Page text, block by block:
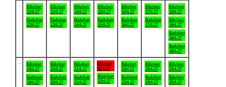
Båtviken
12/4-27
Badviken
12/4-27
Båtviken
13/4-27
Badviken
13/4-27
Båtviken
14/4-27
Badviken
14/4-27
Båtviken
15/4-27
Badviken
15/4-27
Båtviken
16/4-27
Badviken
16/4-27
Båtviken
17/4-27
Badviken
17/4-27
Båtviken
18/4-27
Båtviken
18/4-27
Badviken
18/4-27
Badviken
18/4-27
Båtviken
19/4-27
Badviken
19/4-27
Båtviken
20/4-27
Badviken
20/4-27
Båtviken
21/4-27
Badviken
21/4-27
Båtviken
22/4-27
Badviken
22/4-27
Båtviken
23/4-27
Badviken
23/4-27
Båtviken
24/4-27
Badviken
24/4-27
Båtviken
25/4-27
Båtviken
25/4-27